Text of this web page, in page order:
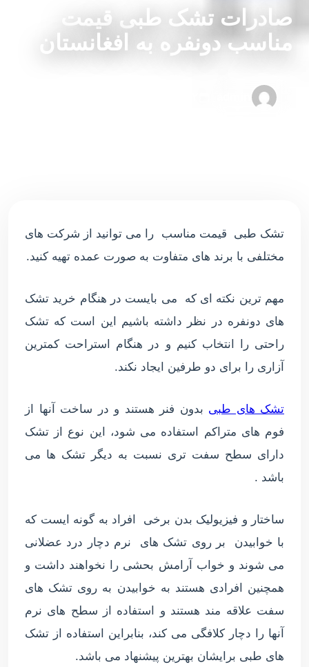
صادرات تشک طبی قیمت
مناسب دونفره به افغانستان
تشک طبی قیمت مناسب را می توانید از شرکت های
مختلفی با برند های متفاوت به صورت عمده تهیه کنید.
مهم ترین نکته ای که می بایست در هنگام خرید تشک
های دونفره در نظر داشته باشیم این است که تشک
راحتی را انتخاب کنیم و در هنگام استراحت کمترین
آزاری را برای دو طرفین ایجاد نکند.
تشک های طبی بدون فنر هستند و در ساخت آنها از
فوم های متراکم استفاده می شود، این نوع از تشک
دارای سطح سفت تری نسبت به دیگر تشک ها می
باشد .
ساختار و فیزیولیک بدن برخی افراد به گونه ایست که
با خوابیدن بر روی تشک های نرم دچار درد عضلانی
می شوند و خواب آرامش بحشی را نخواهند داشت و
همچنین افرادی هستند به خوابیدن به روی تشک های
سفت علاقه مند هستند و استفاده از سطح های نرم
آنها را دچار کلافگی می کند، بنابراین استفاده از تشک
های طبی برایشان بهترین پیشنهاد می باشد.